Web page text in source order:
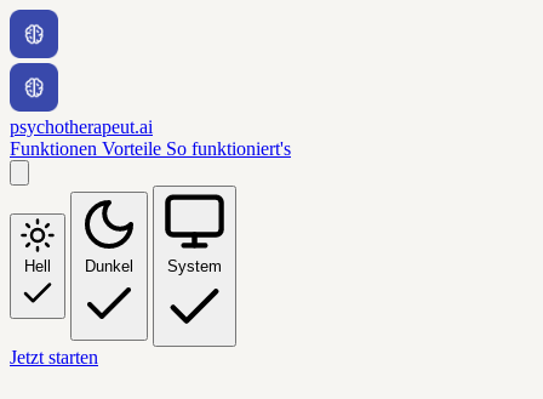
psychotherapeut.ai
Funktionen Vorteile So funktioniert's
Hell Dunkel System
Jetzt starten